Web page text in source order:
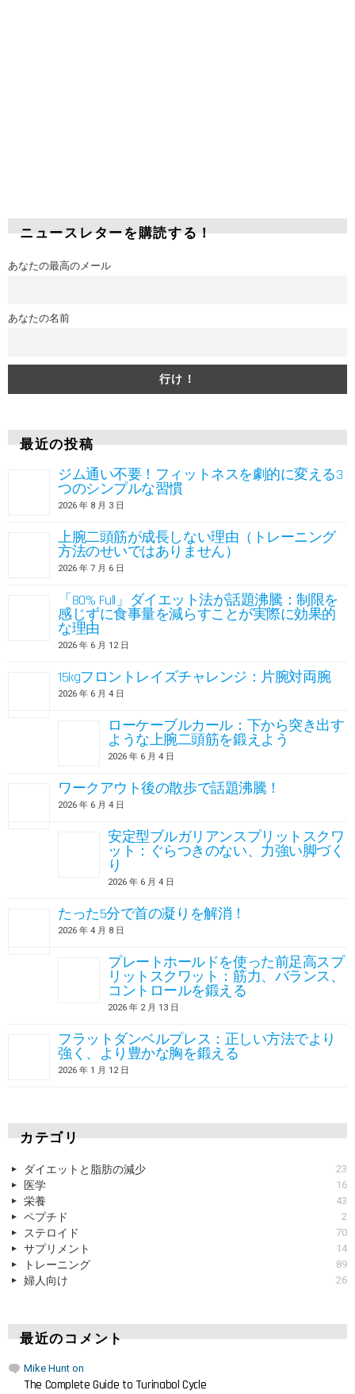
ニュースレターを購読する！
あなたの最高のメール
あなたの名前
最近の投稿
ジム通い不要！フィットネスを劇的に変える3
つのシンプルな習慣
2026 年 8 月 3 日
上腕二頭筋が成長しない理由（トレーニング
方法のせいではありません）
2026 年 7 月 6 日
「80% Full」ダイエット法が話題沸騰：制限を
感じずに食事量を減らすことが実際に効果的
な理由
2026 年 6 月 12 日
15kgフロントレイズチャレンジ：片腕対両腕
2026 年 6 月 4 日
ローケーブルカール：下から突き出す
ような上腕二頭筋を鍛えよう
2026 年 6 月 4 日
ワークアウト後の散歩で話題沸騰！
2026 年 6 月 4 日
安定型ブルガリアンスプリットスクワ
ット：ぐらつきのない、力強い脚づく
り
2026 年 6 月 4 日
たった5分で首の凝りを解消！
2026 年 4 月 8 日
プレートホールドを使った前足高スプ
リットスクワット：筋力、バランス、
コントロールを鍛える
2026 年 2 月 13 日
フラットダンベルプレス：正しい方法でより
強く、より豊かな胸を鍛える
2026 年 1 月 12 日
カテゴリ
ダイエットと脂肪の減少 23
医学 16
栄養 43
ペプチド 2
ステロイド 70
サプリメント 14
トレーニング 89
婦人向け 26
最近のコメント
Mike Hunt on
The Complete Guide to Turinabol Cycle